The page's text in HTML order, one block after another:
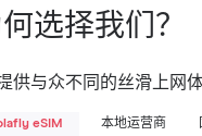
选择我们？
供与众不同的丝滑上网
eSIM 本地运营商